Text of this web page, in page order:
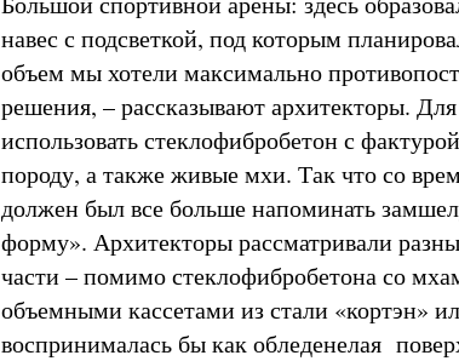
навес с подсветкой, под которым
объем мы хотели максимально
решения, – рассказывают архитекторы.
использовать стеклофибробетон с
породу, а также живые мхи. Так что со
должен был все больше напоминать
форму». Архитекторы рассматривали
части – помимо стеклофибробетона со
объемными кассетами из стали «кортэн»
воспринималась бы как обледенелая